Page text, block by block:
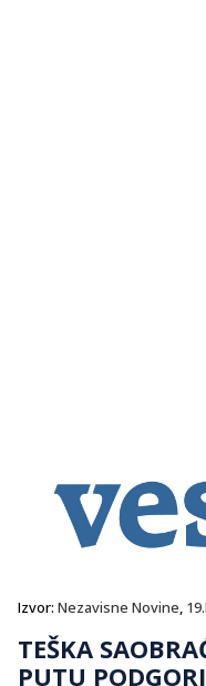
Izvor: Nezavisne Novine,
TEŠKA
PUTU